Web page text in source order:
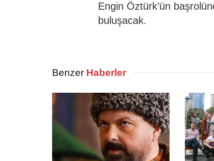
Engin Öztürk’ün
buluşacak.
Benzer Haberler